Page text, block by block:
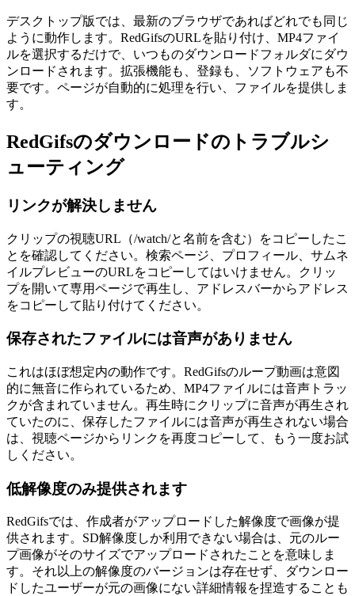
デスクトップ版では、最新のブラウザであればどれでも同じ
ように動作します。RedGifsのURLを貼り付け、MP4ファイ
ルを選択するだけで、いつものダウンロードフォルダにダウ
ンロードされます。拡張機能も、登録も、ソフトウェアも不
要です。ページが自動的に処理を行い、ファイルを提供しま
す。
RedGifsのダウンロードのトラブルシ
ューティング
リンクが解決しません
クリップの視聴URL（/watch/と名前を含む）をコピーしたこ
とを確認してください。検索ページ、プロフィール、サムネ
イルプレビューのURLをコピーしてはいけません。クリッ
プを開いて専用ページで再生し、アドレスバーからアドレス
をコピーして貼り付けてください。
保存されたファイルには音声がありません
これはほぼ想定内の動作です。RedGifsのループ動画は意図
的に無音に作られているため、MP4ファイルには音声トラッ
クが含まれていません。再生時にクリップに音声が再生され
ていたのに、保存したファイルには音声が再生されない場合
は、視聴ページからリンクを再度コピーして、もう一度お試
しください。
低解像度のみ提供されます
RedGifsでは、作成者がアップロードした解像度で画像が提
供されます。SD解像度しか利用できない場合は、元のルー
プ画像がそのサイズでアップロードされたことを意味しま
す。それ以上の解像度のバージョンは存在せず、ダウンロー
ドしたユーザーが元の画像にない詳細情報を捏造することも